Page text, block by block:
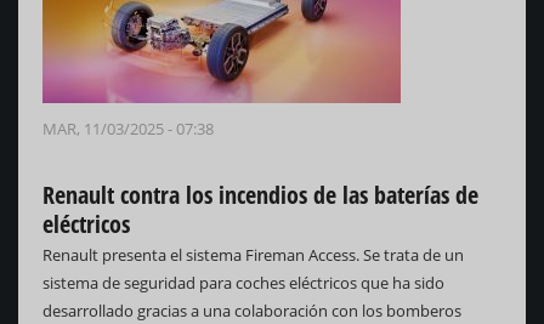
MAR, 11/03/2025 - 07:38
Renault contra los incendios de las baterías de
eléctricos
Renault presenta el sistema Fireman Access. Se trata de un
sistema de seguridad para coches eléctricos que ha sido
desarrollado gracias a una colaboración con los bomberos